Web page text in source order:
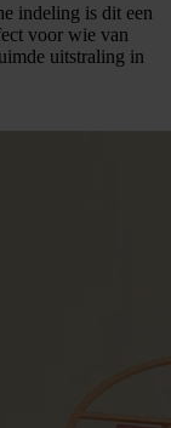
indeling is dit een
voor wie van
uitstraling in